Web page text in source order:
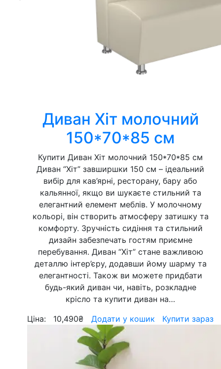
Диван Хіт молочний
150*70*85 см
Купити Диван Хіт молочний 150*70*85 см
Диван “Хіт” завширшки 150 см – ідеальний
вибір для кав’ярні, ресторану, бару або
кальянної, якщо ви шукаєте стильний та
елегантний елемент меблів. У молочному
кольорі, він створить атмосферу затишку та
комфорту. Зручність сидіння та стильний
дизайн забезпечать гостям приємне
перебування. Диван “Хіт” стане важливою
деталлю інтер’єру, додавши йому шарму та
елегантності. Також ви можете придбати
будь-який диван чи, навіть, розкладне
крісло та купити диван на…
Ціна:
10,490₴ Додати у кошик Купити зараз